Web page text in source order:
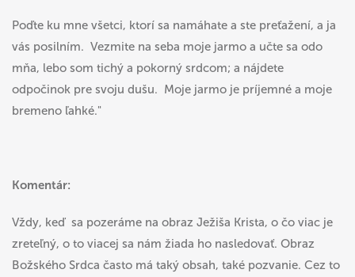
Poďte ku mne všetci, ktorí sa namáhate a ste preťažení, a ja
vás posilním. Vezmite na seba moje jarmo a učte sa odo
mňa, lebo som tichý a pokorný srdcom; a nájdete
odpočinok pre svoju dušu. Moje jarmo je príjemné a moje
bremeno ľahké."
Komentár:
Vždy, keď sa pozeráme na obraz Ježiša Krista, o čo viac je
zreteľný, o to viacej sa nám žiada ho nasledovať. Obraz
Božského Srdca často má taký obsah, také pozvanie. Cez to